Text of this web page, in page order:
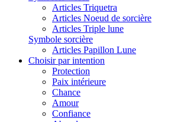
Articles Triquetra
Articles Noeud de sorcière
Articles Triple lune
Symbole sorcière
Articles Papillon Lune
Choisir par intention
Protection
Paix intérieure
Chance
Amour
Confiance